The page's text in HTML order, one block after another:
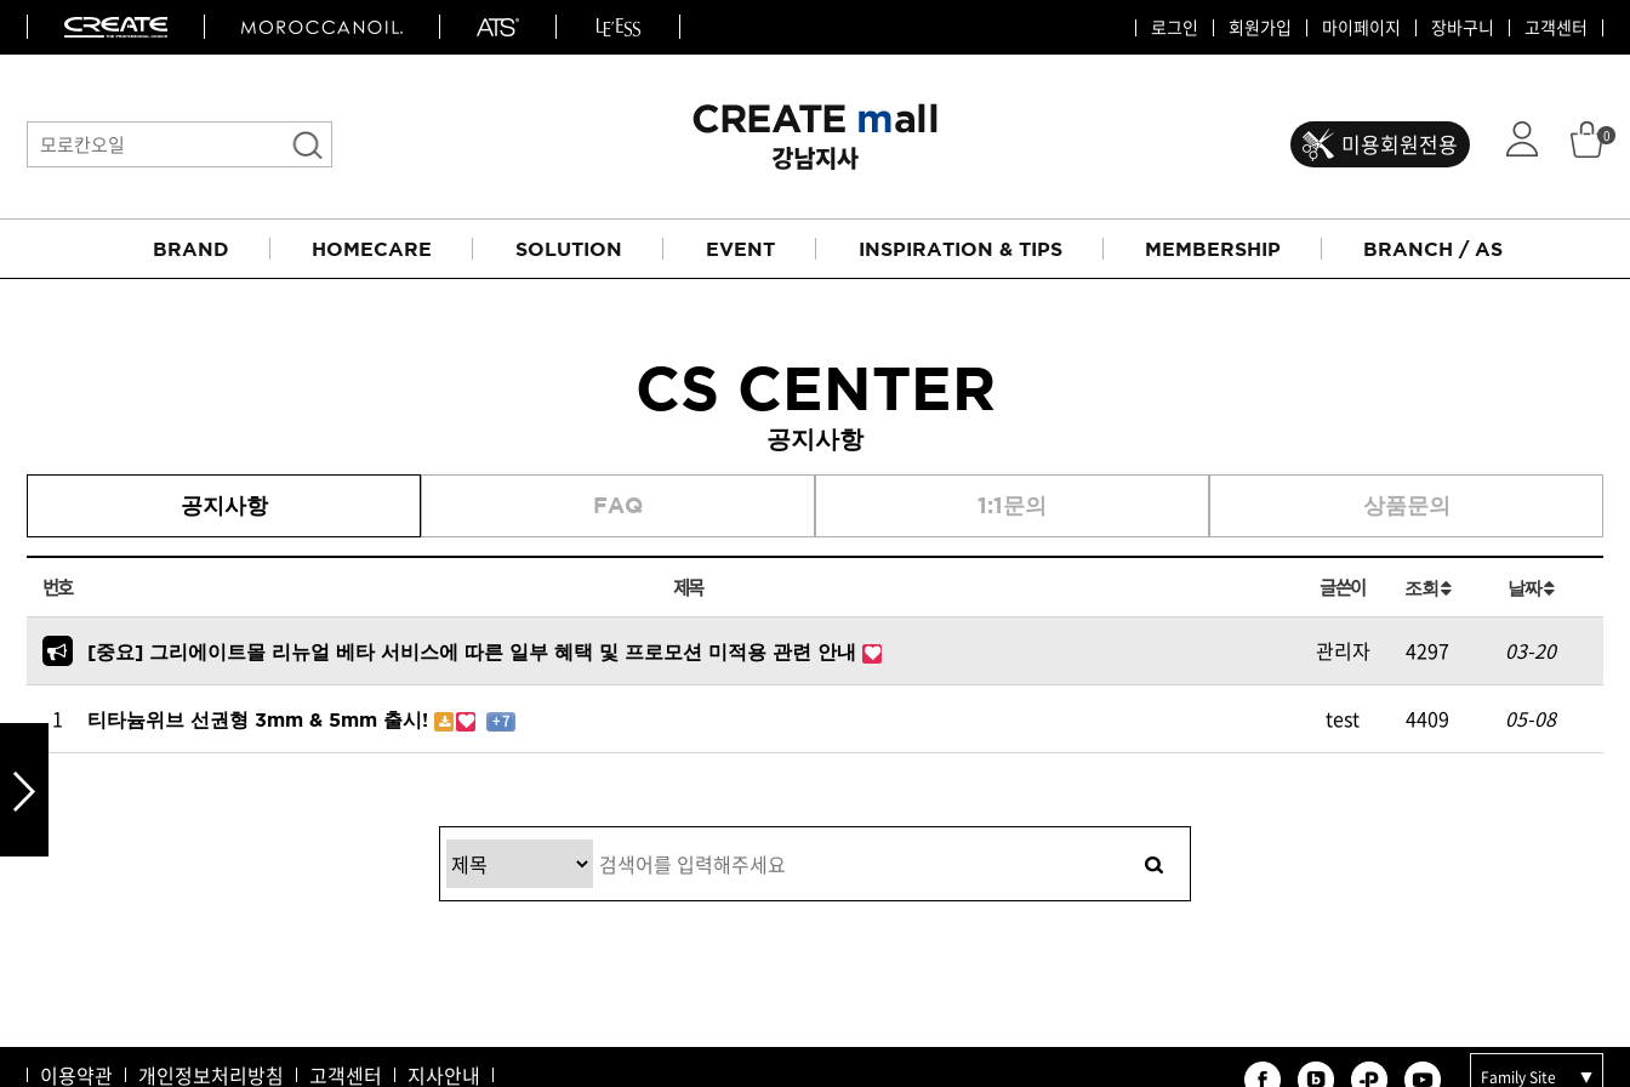
고객센터
장바구니
마이페이지
회원가입
로그인
미용회원전용 0
BRAND HOMECARE SOLUTION EVENT INSPIRATION & TIPS MEMBERSHIP BRANCH / AS
아이롱기
매직기
펌기
하이드레이션 라인
스무드 라인
텍스처
컬 라인
피니시 라인
브러시
ATS 퍼스티지
리버시
카미시
브레시
ATS 스타일뮤즈
글래미쉬
CS CENTER
공지사항
공지사항 FAQ 1:1문의 상품문의
번호 제목 글쓴이 조회 날짜
[중요] 그리에이트몰 리뉴얼 베타 서비스에 따른 일부 혜택 및 프로모션 미적용 관련 안내 관리자 4297 03-20
1 티타늄위브 선권형 3mm & 5mm 출시! + 7 test 4409 05-08
이용약관 개인정보처리방침 고객센터 지사안내 Family Site